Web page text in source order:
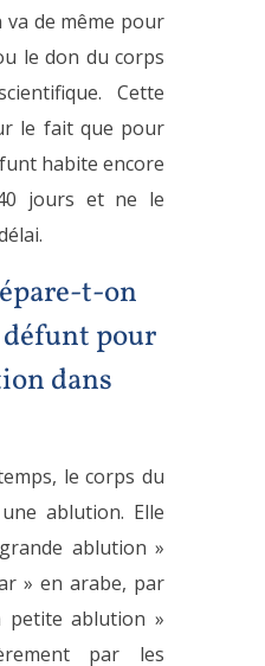
va de même pour
le don du corps
Cette
le fait que pour
habite encore
jours et ne le
t-on
défunt pour
dans
le corps du
ablution. Elle
ablution »
» en arabe, par
petite ablution »
par les